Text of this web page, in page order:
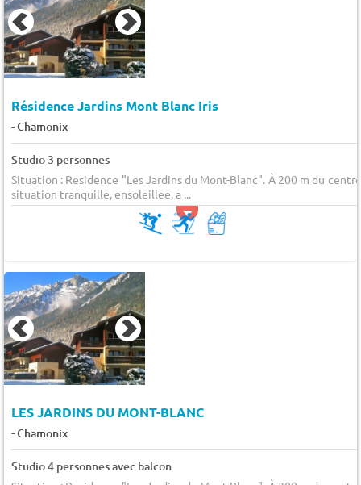
Résidence Jardins Mont Blanc Iris
-Chamonix
Studio 3 personnes
Situation : Residence "Les Jardins du Mont-Blanc". À 200 m du
situation tranquille, ensoleillee, a ...
LES JARDINS DU MONT-BLANC
-Chamonix
Studio 4 personnes avec balcon